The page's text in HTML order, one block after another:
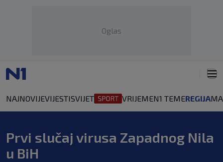
Oglas
NAJNOVIJEVIJESTISVIJET VRIJEMEN1 TEMEREGIJA
Prvi slučaj virusa Zapadnog Nila
u BiH